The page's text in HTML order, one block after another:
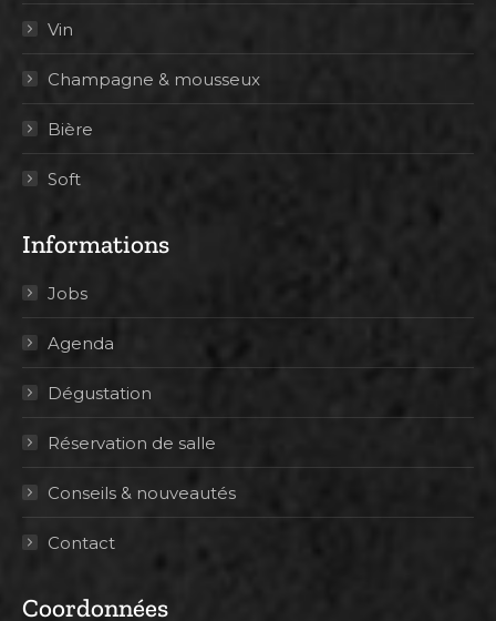
Vin
Champagne & mousseux
Bière
Soft
Informations
Jobs
Agenda
Dégustation
Réservation de salle
Conseils & nouveautés
Contact
Coordonnées